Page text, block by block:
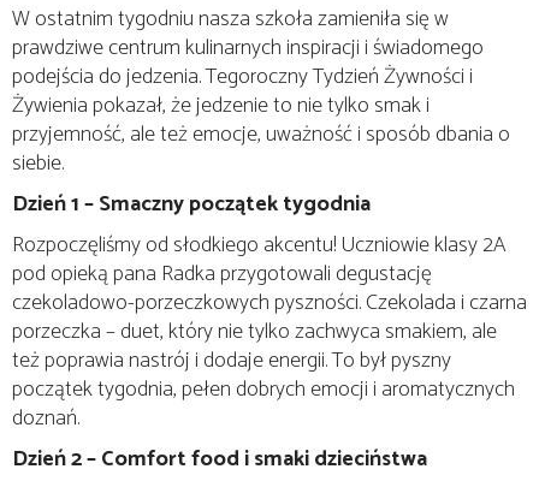
W ostatnim tygodniu nasza szkoła zamieniła się w
prawdziwe centrum kulinarnych inspiracji i świadomego
podejścia do jedzenia. Tegoroczny Tydzień Żywności i
Żywienia pokazał, że jedzenie to nie tylko smak i
przyjemność, ale też emocje, uważność i sposób dbania o
siebie.
Dzień 1 – Smaczny początek tygodnia
Rozpoczęliśmy od słodkiego akcentu! Uczniowie klasy 2A
pod opieką pana Radka przygotowali degustację
czekoladowo-porzeczkowych pyszności. Czekolada i czarna
porzeczka – duet, który nie tylko zachwyca smakiem, ale
też poprawia nastrój i dodaje energii. To był pyszny
początek tygodnia, pełen dobrych emocji i aromatycznych
doznań.
Dzień 2 – Comfort food i smaki dzieciństwa